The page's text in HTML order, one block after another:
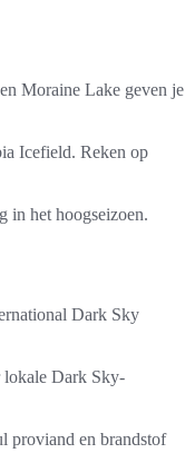
Moraine Lake geven je
Icefield. Reken op
in het hoogseizoen.
Dark Sky
lokale Dark Sky-
proviand en brandstof